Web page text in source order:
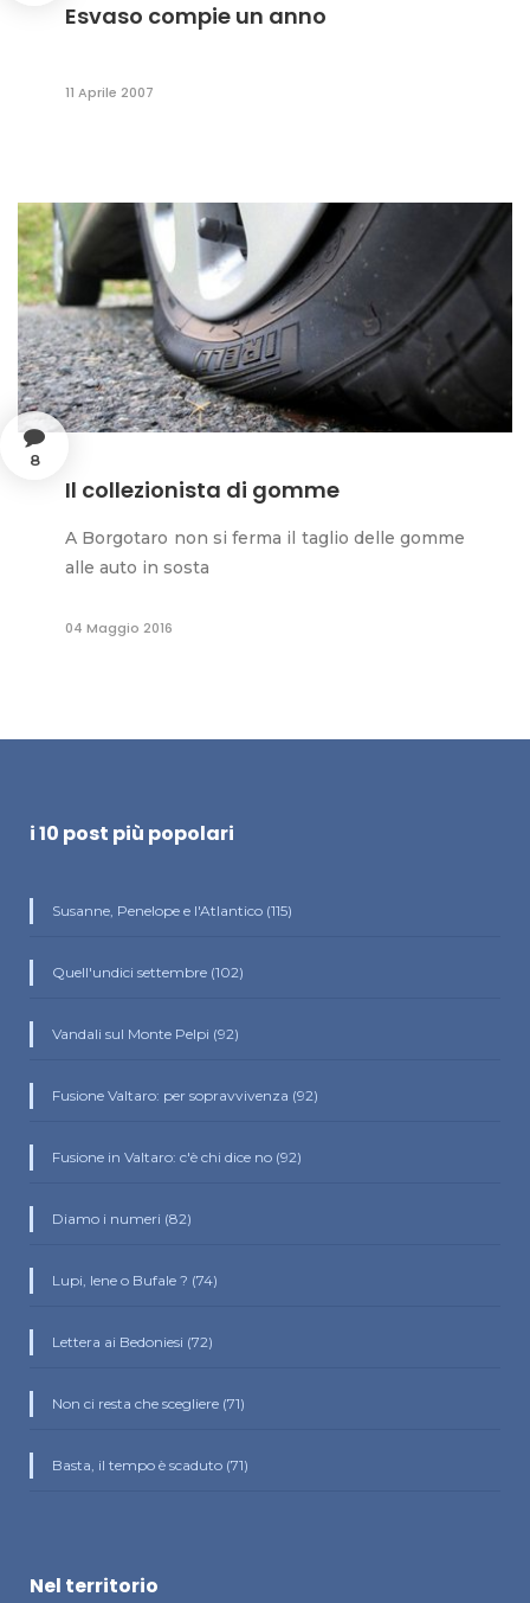
Esvaso compie un anno
11 Aprile 2007
8
Il collezionista di gomme
A Borgotaro non si ferma il taglio delle gomme
alle auto in sosta
04 Maggio 2016
i 10 post più popolari
Susanne, Penelope e l'Atlantico (115)
Quell'undici settembre (102)
Vandali sul Monte Pelpi (92)
Fusione Valtaro: per sopravvivenza (92)
Fusione in Valtaro: c'è chi dice no (92)
Diamo i numeri (82)
Lupi, Iene o Bufale ? (74)
Lettera ai Bedoniesi (72)
Non ci resta che scegliere (71)
Basta, il tempo è scaduto (71)
Nel territorio